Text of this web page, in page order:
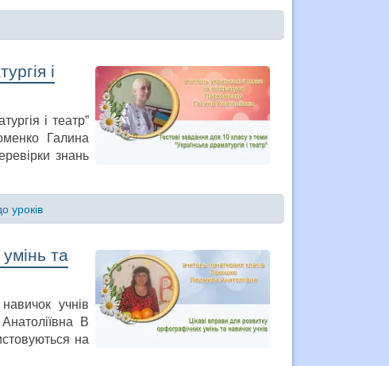
і
і театр”
Галина
знань
уроків
та
учнів
В
на